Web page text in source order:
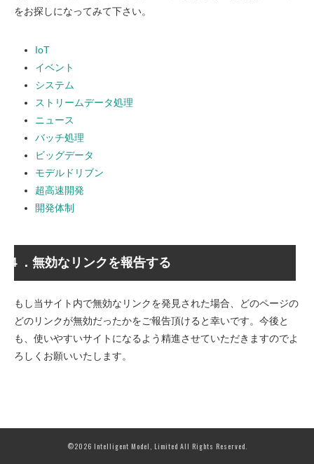
をお探しになってみて下さい。
IoT
イベント
システム
ストリームデータ処理
ニュース
バッチ処理
ビッグデータ
モデルドリブン
超高速開発
開発体制
４．無効なリンクを報告する
もし当サイト内で無効なリンクを発見された場合、どのページの
どのリンクが無効だったかをご報告頂けると幸いです。今後と
も、使いやすいサイトになるよう精進させていただきますのでよ
ろしくお願いいたします。
©2026 Intelligent Model, Limited All Rights Reserved.